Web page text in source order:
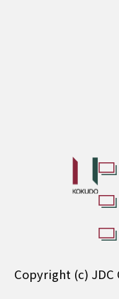
Copyright (c)